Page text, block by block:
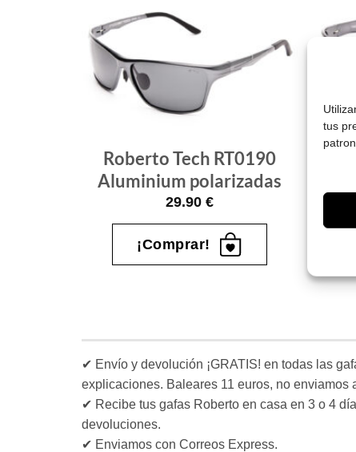
tus
Gafas
de sol
Roberto Tech RT0190
Aluminium polarizadas
29.90 €
¡Comprar!
✔ Envío y devolución ¡GRATIS! en todas las
explicaciones. Baleares 11 euros, no enviamos
✔ Recibe tus gafas Roberto en casa en 3 o 4
devoluciones.
✔ Enviamos con Correos Express.